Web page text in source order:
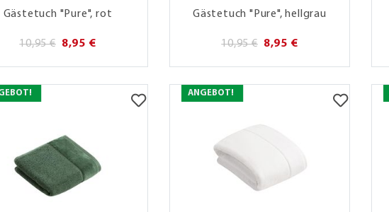
Gästetuch "Pure", rot
10,95 € 8,95 €
Gästetuch "Pure", hellgrau
10,95 € 8,95 €
ANGEBOT!